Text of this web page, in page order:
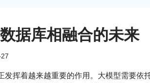
据库相融合的未来
挥着越来越重要的作用。大模型需要依